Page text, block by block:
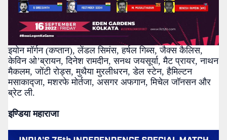
इयोन मॉर्गन (कप्तान), लेंडल सिमंस, हर्षल गिब्स, जैक्स कैलिस,
केविन ओ’ब्रायन, दिनेश रामदीन, सनथ जयसूर्या, मैट प्रायर, नाथन
मैकलम, जोंटी रोड्स, मुथैया मुरलीधरन, डेल स्टेन, हैमिल्टन
मसाकाद्जा, मशरफे मोर्तजा, असगर अफगान, मिचेल जॉनसन और
ब्रेट ली.
इण्डिया महाराजा